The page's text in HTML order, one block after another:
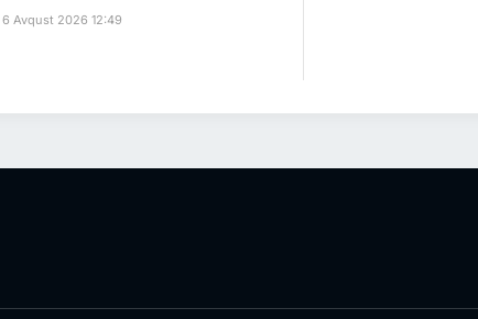
6 Avqust 2026 12:49